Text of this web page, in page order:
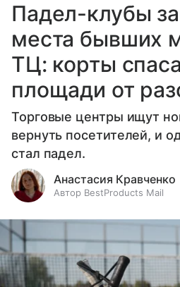
Падел-клубы
места бывших
ТЦ: корты
площади от
Торговые центры ищут
вернуть посетителей, и
стал падел.
Анастасия Кравченко
Автор BestProducts Mail